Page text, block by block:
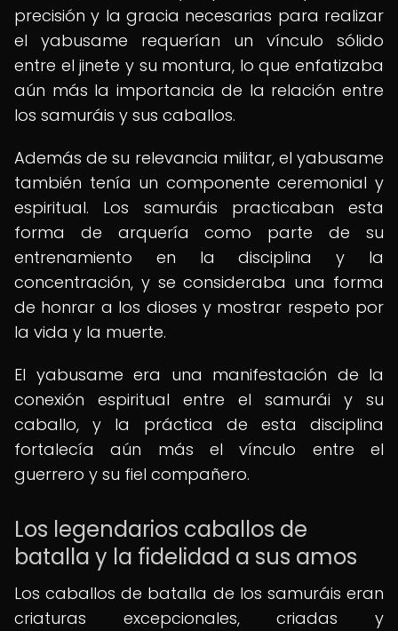
precisión y la gracia necesarias para realizar
el yabusame requerían un vínculo sólido
entre el jinete y su montura, lo que enfatizaba
aún más la importancia de la relación entre
los samuráis y sus caballos.
Además de su relevancia militar, el yabusame
también tenía un componente ceremonial y
espiritual. Los samuráis practicaban esta
forma de arquería como parte de su
entrenamiento en la disciplina y la
concentración, y se consideraba una forma
de honrar a los dioses y mostrar respeto por
la vida y la muerte.
El yabusame era una manifestación de la
conexión espiritual entre el samurái y su
caballo, y la práctica de esta disciplina
fortalecía aún más el vínculo entre el
guerrero y su fiel compañero.
Los legendarios caballos de
batalla y la fidelidad a sus amos
Los caballos de batalla de los samuráis eran
criaturas excepcionales, criadas y